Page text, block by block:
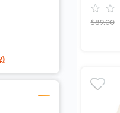
$89.00